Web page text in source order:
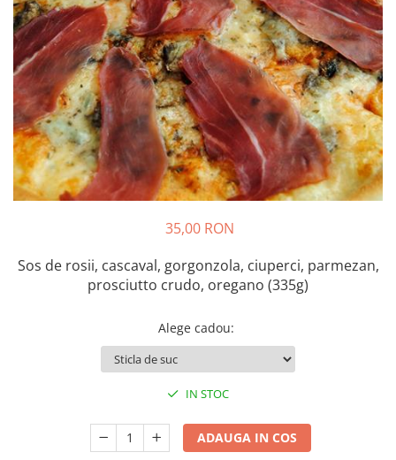
Garnituri
Salate
Sosuri
Desert
35,00 RON
Sos de rosii, cascaval, gorgonzola, ciuperci, parmezan,
prosciutto crudo, oregano (335g)
Alege cadou:
IN STOC
ADAUGA IN COS